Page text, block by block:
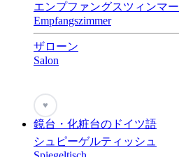
エンプファングスツィンマー
Empfangszimmer
ザローン
Salon
♥
鏡台・化粧台のドイツ語
シュピーゲルティッシュ